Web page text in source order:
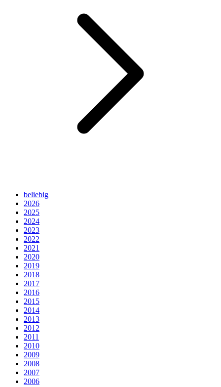
beliebig
2026
2025
2024
2023
2022
2021
2020
2019
2018
2017
2016
2015
2014
2013
2012
2011
2010
2009
2008
2007
2006